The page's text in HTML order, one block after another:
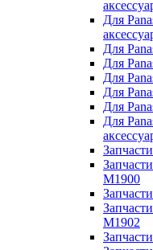
Для
Для
Для
Для
Для
Для
Для
M1900
M1902